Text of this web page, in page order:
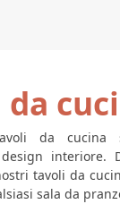
da
da cucina
interiore.
tavoli da
sala da